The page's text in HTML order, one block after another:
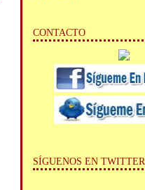
CONTACTO
SÍGUENOS EN TWITTER